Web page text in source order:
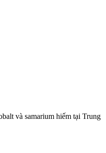
và samarium hiếm tại Trung